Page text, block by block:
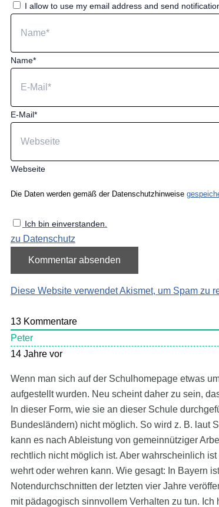
I allow to use my email address and send
Name*
E-Mail*
Webseite
Die Daten werden gemäß der Datenschutzhinweise
Ich bin einverstanden.
zu Datenschutz
Diese Website verwendet Akismet, um Spam zu
13 Kommentare
Peter
14 Jahre vor
Wenn man sich auf der Schulhomepage etwas
aufgestellt wurden. Neu scheint daher zu sein,
In dieser Form, wie sie an dieser Schule
Bundesländern) nicht möglich. So wird z. B. laut
kann es nach Ableistung von gemeinnütziger
rechtlich nicht möglich ist. Aber wahrscheinlich
wehrt oder wehren kann. Wie gesagt: In Bayern
Notendurchschnitten der letzten vier Jahre
mit pädagogisch sinnvollem Verhalten zu tun.